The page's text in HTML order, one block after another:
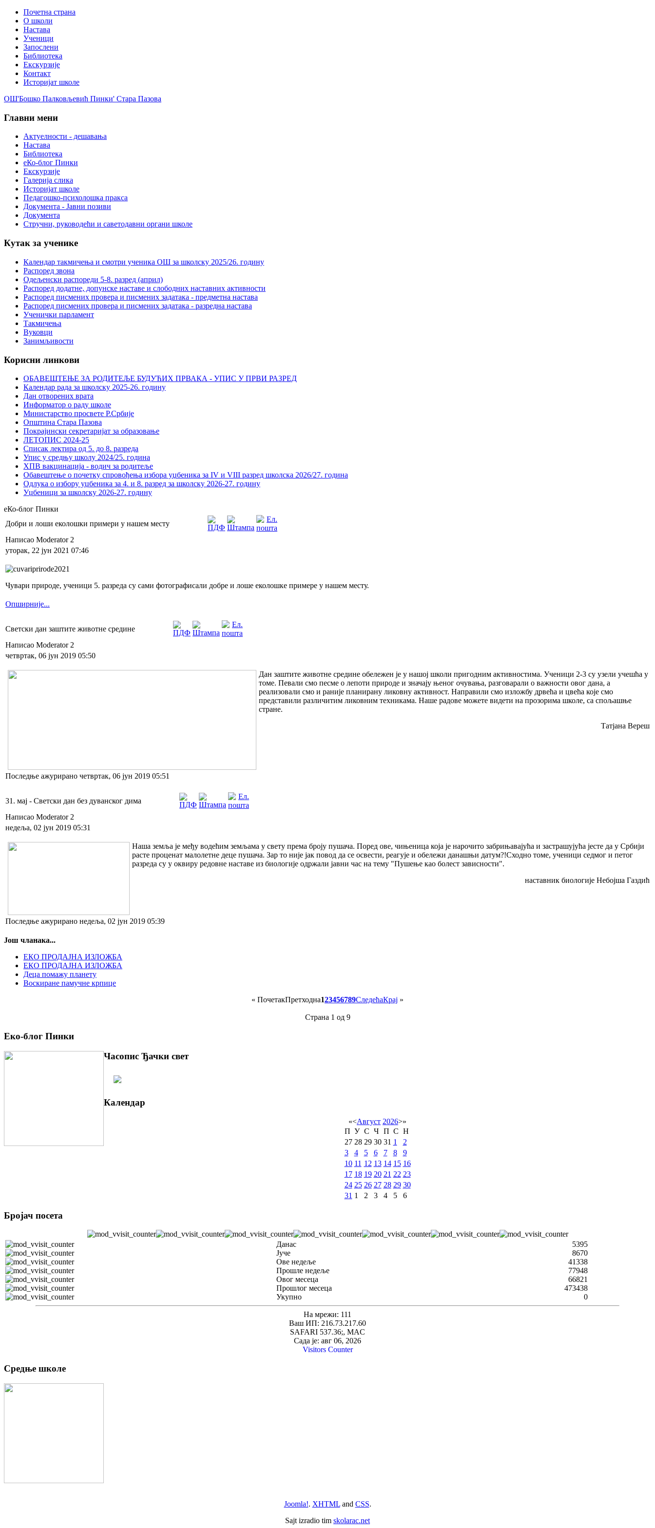
Почетна страна
О школи
Настава
Ученици
Запослени
Библиотека
Екскурзије
Контакт
Историјат школе
ОШ'Бошко Палковљевић Пинки' Стара Пазова
Главни мени
Актуелности - дешавања
Настава
Библиотека
еКо-блог Пинки
Екскурзије
Галерија слика
Историјат школе
Педагошко-психолошка пракса
Документа - Јавни позиви
Документа
Стручни, руководећи и саветодавни органи школе
Кутак за ученике
Календар такмичења и смотри ученика ОШ за школску 2025/26. годину
Распоред звона
Одељенски распореди 5-8. разред (април)
Распоред додатне, допунске наставе и слободних наставних активности
Распоред писмених провера и писмених задатака - предметна настава
Распоред писмених провера и писмених задатака - разредна настава
Ученички парламент
Такмичења
Вуковци
Занимљивости
Корисни линкови
ОБАВЕШТЕЊЕ ЗА РОДИТЕЉЕ БУДУЋИХ ПРВАКА - УПИС У ПРВИ РАЗРЕД
Календар рада за школску 2025-26. годину
Дан отворених врата
Информатор о раду школе
Министарство просвете Р.Србије
Општина Стара Пазова
Покрајински секретаријат за образовање
ЛЕТОПИС 2024-25
Списак лектира од 5. до 8. разреда
Упис у средњу школу 2024/25. година
ХПВ вакцинација - водич за родитеље
Обавештење о почетку спровођења избора уџбеника за IV и VIII разред школска 2026/27. година
Одлука о избору уџбеника за 4. и 8. разред за школску 2026-27. годину
Уџбеници за школску 2026-27. годину
еКо-блог Пинки
Добри и лоши еколошки примери у нашем месту
Написао Moderator 2
уторак, 22 јун 2021 07:46
Чувари природе, ученици 5. разреда су сами фотографисали добре и лоше еколошке примере у нашем месту.
Опширније...
Светски дан заштите животне средине
Написао Moderator 2
четвртак, 06 јун 2019 05:50
Дан заштите животне средине обележен је у нашој школи пригодним активностима. Ученици 2-3 су узели учешћа у
томе. Певали смо песме о лепоти природе и значају њеног очувања, разговарали о важности овог дана, а
реализовали смо и раније планирану ликовну активност. Направили смо изложбу дрвећа и цвећа које смо
представили различитим ликовним техникама. Наше радове можете видети на прозорима школе, са спољашње
стране.
Татјана Вереш
Последње ажурирано четвртак, 06 јун 2019 05:51
31. мај - Светски дан без дуванског дима
Написао Moderator 2
недеља, 02 јун 2019 05:31
Наша земља је међу водећим земљама у свету према броју пушача. Поред ове, чињеница која је нарочито забрињавајућа и застрашујућа јесте да у Србији
расте проценат малолетне деце пушача. Зар то није јак повод да се освести, реагује и обележи данашњи датум?!Сходно томе, ученици седмог и петог
разреда су у оквиру редовне наставе из биологије одржали јавни час на тему "Пушење као болест зависности".
наставник биологије Небојша Газдић
Последње ажурирано недеља, 02 јун 2019 05:39
Још чланака...
EКО ПРОДАЈНА ИЗЛОЖБА
ЕКО ПРОДАЈНА ИЗЛОЖБА
Деца помажу планету
Воскиране памучне крпице
« ПочетакПретходна123456789СледећаКрај »
Страна 1 од 9
Еко-блог Пинки
Часопис Ђачки свет
Календар
«<Август 2026>»
П У С Ч П С Н
27 28 29 30 31 1
2
3
4 5 6 7 8
9
10 11 12 13 14 15 16
17 18 19 20 21 22 23
24 25 26 27 28 29 30
31 1 2 3 4 5 6
Бројач посета
Данас
5395
Јуче
8670
Ове недеље
41338
Прошле недеље
77948
Овог месеца
66821
Прошлог месеца
473438
Укупно
0
На мрежи: 111
Ваш ИП: 216.73.217.60
SAFARI 537.36;, MAC
Сада је: авг 06, 2026
Visitors Counter
Средње школе
Joomla!. XHTMLand CSS.
Sajt izradio tim skolarac.net